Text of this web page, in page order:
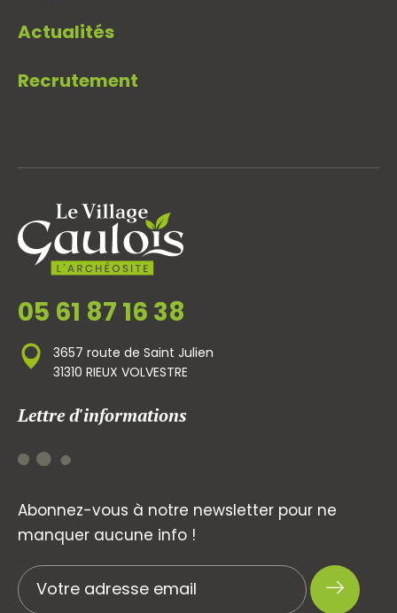
Actualités
Recrutement
05 61 87 16 38
3657 route de Saint Julien
31310 RIEUX VOLVESTRE
Lettre d'informations
Abonnez-vous à notre newsletter pour ne
manquer aucune info !